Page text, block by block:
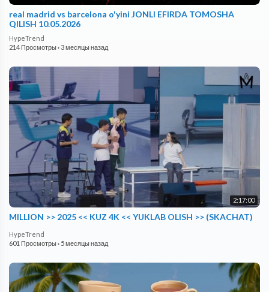
real madrid vs barcelona o'yini JONLI EFIRDA TOMOSHA
QILISH 10.05.2026
HypeTrend
214 Просмотры· 3 месяцы назад
2:17:00
MILLION >> 2025 << KUZ 4K << YUKLAB OLISH >> (SKACHAT)
HypeTrend
601 Просмотры· 5 месяцы назад